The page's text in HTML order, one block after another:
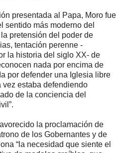
presentada al Papa, Moro fue
sentido más moderno del
pretensión del poder de
tentación perenne -
la historia del siglo XX- de
nada por encima de
por defender una Iglesia libre
vez estaba defendiendo
de la conciencia del
la proclamación de
de los Gobernantes y de
“la necesidad que siente el